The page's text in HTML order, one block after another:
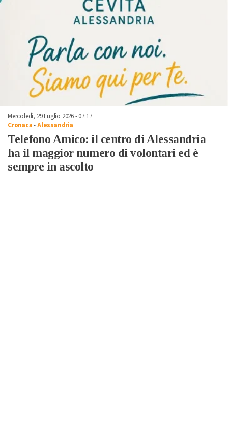
Mercoledì, 29 Luglio 2026 - 07:17
Cronaca-Alessandria
Telefono Amico: il centro di Alessandria
ha il maggior numero di volontari ed è
sempre in ascolto